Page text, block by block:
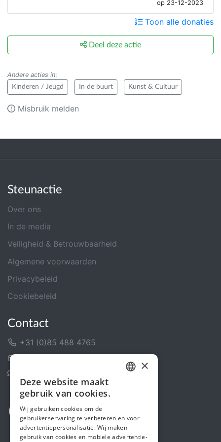
Voor jongeren van 14 tot 18 jaar, starten we een
op 23-12-2023
Toon alle donaties
Deel deze actie
Andere acties in:
Kinderen / Jeugd In de buurt Kunst & Cultuur
Misbruik melden
Steunactie
Over ons
In de media
Veiligheid & Betrouwbaarheid
Algemene voorwaarden
Privacybeleid
Cookiebeleid
Contact
+31 (0)85 488 4765
ENGLISH
×
Deze website maakt
gebruik van cookies.
Wij gebruiken cookies om de
gebruikerservaring te verbeteren en voor
advertentiepersonalisatie. Wij maken
gebruik van cookies en mobiele advertentie-